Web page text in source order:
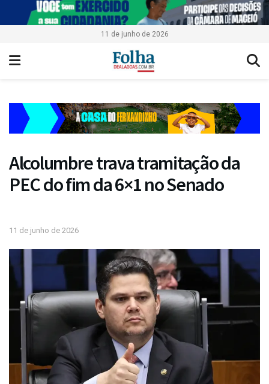
11 de junho de 2026
Alcolumbre trava tramitação da
PEC do fim da 6×1 no Senado
11 de junho de 2026